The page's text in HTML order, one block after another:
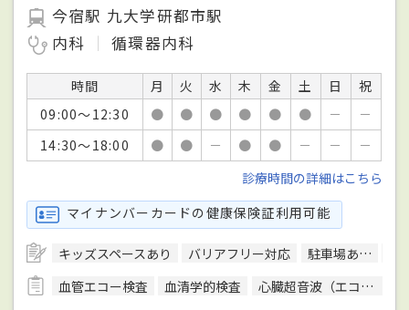
今宿駅 九大学研都市駅
内科
循環器内科
時間 月 火 水 木 金 土 日
祝
09:00～12:30
● ● ● ● ● ● －
－
14:30～18:00
● ● － ● ● － －
－
診療時間の詳細はこちら
マイナンバーカードの健康保険証利用可能
キッズスペースあり バリアフリー対応 駐車場あり
血管エコー検査
血清学的検査 心臓超音波（エコー）検査